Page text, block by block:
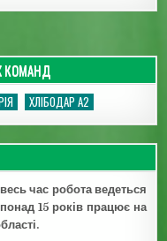
КОМАНД
ХЛІБОДАР А2
час робота ведеться
15 років працює на